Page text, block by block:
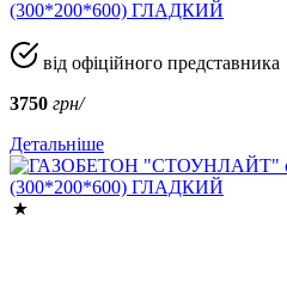
(300*200*600) ГЛАДКИЙ
від офіційного представника
3750 грн/
Детальніше